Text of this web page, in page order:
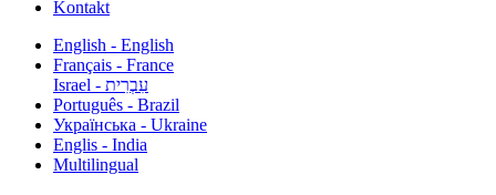
Kontakt
English - English
Français - France
עִבְרִית - Israel
Português - Brazil
Українська - Ukraine
Englis - India
Multilingual